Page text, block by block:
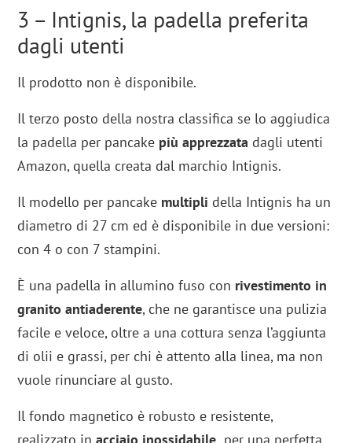
3 – Intignis, la padella preferita
dagli utenti
Il prodotto non è disponibile.
Il terzo posto della nostra classifica se lo aggiudica
la padella per pancake più apprezzata dagli utenti
Amazon, quella creata dal marchio Intignis.
Il modello per pancake multipli della Intignis ha un
diametro di 27 cm ed è disponibile in due versioni:
con 4 o con 7 stampini.
È una padella in allumino fuso con rivestimento in
granito antiaderente, che ne garantisce una pulizia
facile e veloce, oltre a una cottura senza l’aggiunta
di olii e grassi, per chi è attento alla linea, ma non
vuole rinunciare al gusto.
Il fondo magnetico è robusto e resistente,